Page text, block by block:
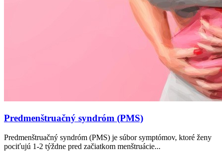
Predmenštruačný syndróm (PMS)
Predmenštruačný syndróm (PMS) je súbor symptómov, ktoré ženy
pociťujú 1-2 týždne pred začiatkom menštruácie...